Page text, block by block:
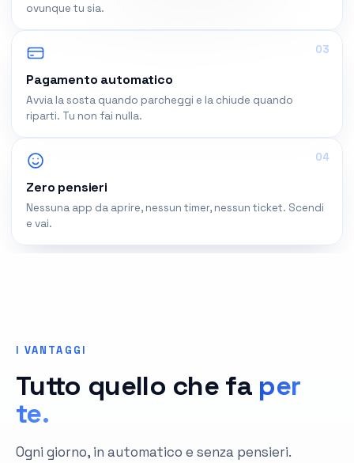
ovunque tu sia.
03
Pagamento automatico
Avvia la sosta quando parcheggi e la chiude quando
riparti. Tu non fai nulla.
04
Zero pensieri
Nessuna app da aprire, nessun timer, nessun ticket. Scendi
e vai.
I VANTAGGI
Tutto quello che fa per
te.
Ogni giorno, in automatico e senza pensieri.